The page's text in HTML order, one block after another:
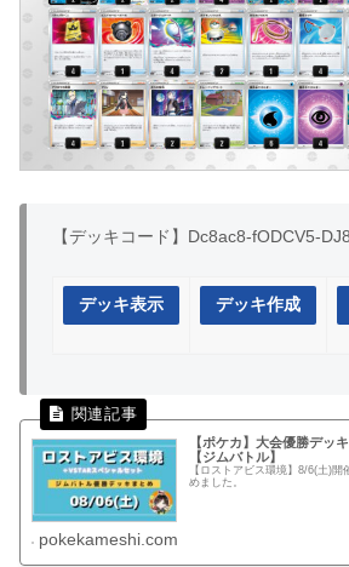
【デッキコード】Dc8ac8-fODCV5-
デッキ表示 デッキ作成
【ポケカ】大会優勝デッ
【ジムバトル】
【ロストアビス環境】8/6(土)
めました。
pokekameshi.com